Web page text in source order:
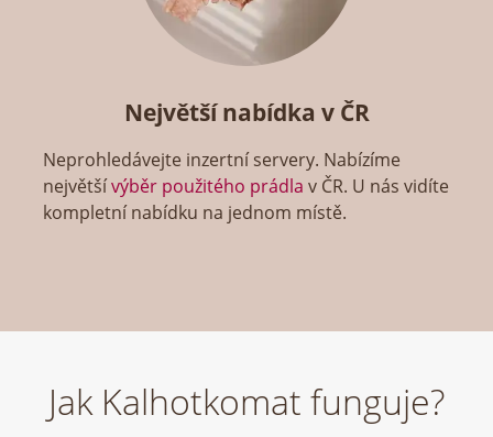
Největší nabídka v ČR
Neprohledávejte inzertní servery. Nabízíme
největšívýběr použitého prádla v ČR. U nás vidíte
kompletní nabídku na jednom místě.
Jak Kalhotkomat funguje?